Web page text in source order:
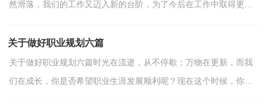
然滑落，我们的工作又迈入新的台阶，为了今后在工作中取得更大
关于做好职业规划六篇
关于做好职业规划六篇时光在流逝，从不停歇；万物在更新，而我
们在成长，你是否希望职业生涯发展顺利呢？现在这个时候，你会